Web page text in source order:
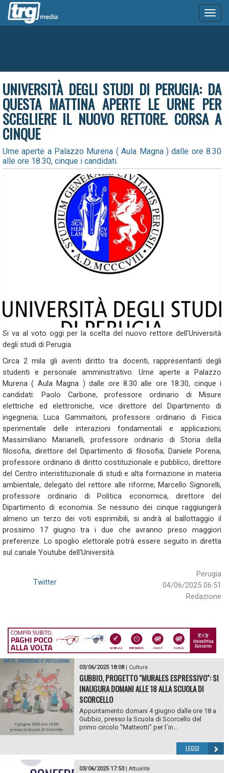
UNIVERSITÀ DEGLI STUDI DI PERUGIA: DA
QUESTA MATTINA APERTE LE URNE PER
SCEGLIERE IL NUOVO RETTORE. CORSA A
CINQUE
Urne aperte a Palazzo Murena ( Aula Magna ) dalle ore 8.30
alle ore 18.30, cinque i candidati.
Si va al voto oggi per la scelta del nuovo rettore dell'Università
degli studi di Perugia.
Circa 2 mila gli aventi diritto tra docenti, rappresentanti degli
studenti e personale amministrativo. Urne aperte a Palazzo
Murena ( Aula Magna ) dalle ore 8.30 alle ore 18.30, cinque i
candidati: Paolo Carbone, professore ordinario di Misure
elettriche ed elettroniche, vice direttore del Dipartimento di
ingegneria; Luca Gammaitoni, professore ordinario di Fisica
sperimentale delle interazioni fondamentali e applicazioni;
Massimiliano Marianelli, professore ordinario di Storia della
filosofia, direttore del Dipartimento di filosofia; Daniele Porena,
professore ordinario di diritto costituzionale e pubblico, direttore
del Centro interistituzionale di studi e alta formazione in materia
ambientale, delegato del rettore alle riforme; Marcello Signorelli,
professore ordinario di Politica economica, direttore del
Dipartimento di economia. Se nessuno dei cinque raggiungerà
almeno un terzo dei voti esprimibili, si andrà al ballottaggio il
prossimo 17 giugno tra i due che avranno preso maggiori
preferenze. Lo spoglio elettorale potrà essere seguito in diretta
sul canale Youtube dell'Università.
Perugia
04/06/2025 06:51
Redazione
Twitter
03/06/2025 18:08| Cultura
GUBBIO, PROGETTO "MURALES ESPRESSIVO": SI
INAUGURA DOMANI ALLE 18 ALLA SCUOLA DI
SCORCELLO
Appuntamento domani 4 giugno dalle ore 18 a
Gubbio, presso la Scuola di Scorcello del
primo circolo "Matteotti" per l`in...
LEGGI
03/06/2025 17:53| Attualità